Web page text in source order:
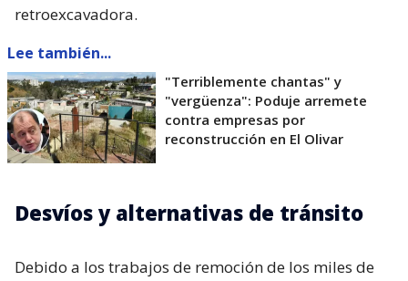
retroexcavadora.
Lee también...
"Terriblemente chantas" y
"vergüenza": Poduje arremete
contra empresas por
reconstrucción en El Olivar
Desvíos y alternativas de tránsito
Debido a los trabajos de remoción de los miles de